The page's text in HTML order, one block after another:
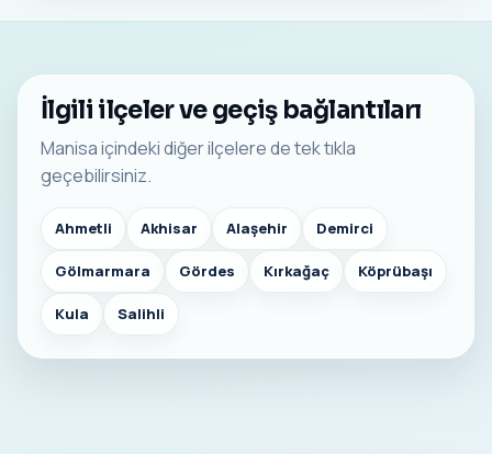
İlgili ilçeler ve geçiş bağlantıları
Manisa içindeki diğer ilçelere de tek tıkla
geçebilirsiniz.
Ahmetli Akhisar Alaşehir Demirci
Gölmarmara Gördes Kırkağaç Köprübaşı
Kula Salihli